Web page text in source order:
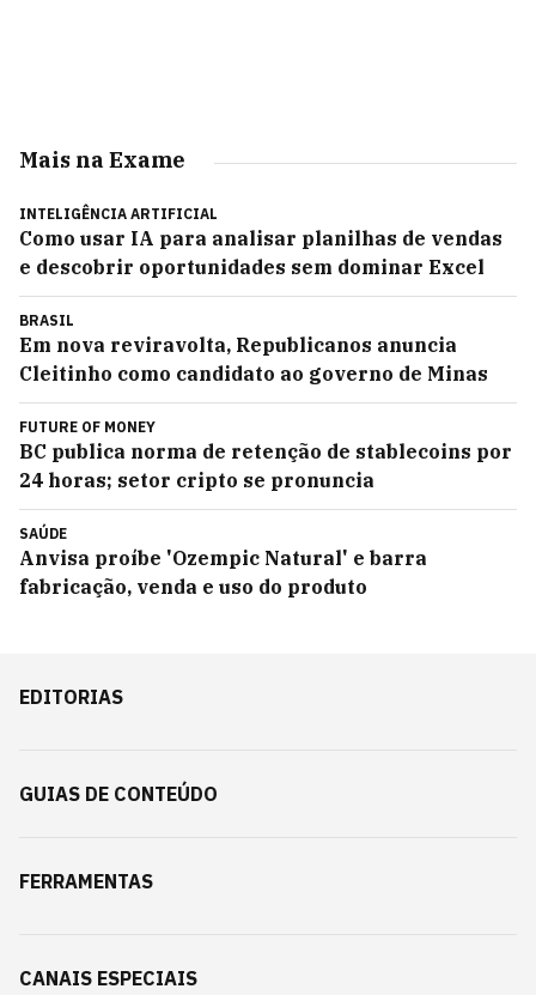
Mais na Exame
INTELIGÊNCIA ARTIFICIAL
Como usar IA para analisar planilhas de vendas
e descobrir oportunidades sem dominar Excel
BRASIL
Em nova reviravolta, Republicanos anuncia
Cleitinho como candidato ao governo de Minas
FUTURE OF MONEY
BC publica norma de retenção de stablecoins por
24 horas; setor cripto se pronuncia
SAÚDE
Anvisa proíbe 'Ozempic Natural' e barra
fabricação, venda e uso do produto
EDITORIAS
GUIAS DE CONTEÚDO
FERRAMENTAS
CANAIS ESPECIAIS